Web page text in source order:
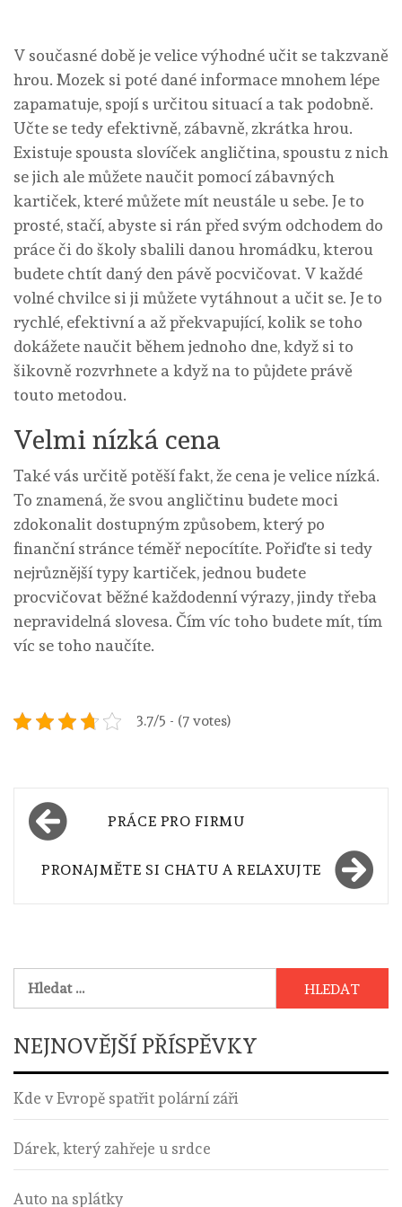
V současné době je velice výhodné učit se takzvaně
hrou. Mozek si poté dané informace mnohem lépe
zapamatuje, spojí s určitou situací a tak podobně.
Učte se tedy efektivně, zábavně, zkrátka hrou.
Existuje spousta slovíček angličtina, spoustu z nich
se jich ale můžete naučit pomocí zábavných
kartiček, které můžete mít neustále u sebe. Je to
prosté, stačí, abyste si rán před svým odchodem do
práce či do školy sbalili danou hromádku, kterou
budete chtít daný den pávě pocvičovat. V každé
volné chvilce si ji můžete vytáhnout a učit se. Je to
rychlé, efektivní a až překvapující, kolik se toho
dokážete naučit během jednoho dne, když si to
šikovně rozvrhnete a když na to půjdete právě
touto metodou.
Velmi nízká cena
Také vás určitě potěší fakt, že cena je velice nízká.
To znamená, že svou angličtinu budete moci
zdokonalit dostupným způsobem, který po
finanční stránce téměř nepocítíte. Pořiďte si tedy
nejrůznější typy kartiček, jednou budete
procvičovat běžné každodenní výrazy, jindy třeba
nepravidelná slovesa. Čím víc toho budete mít, tím
víc se toho naučíte.
3.7/5 - (7 votes)
Navigace
pro
příspěvek
PRÁCE PRO FIRMU
PRONAJMĚTE SI CHATU A RELAXUJTE
Vyhledávání
NEJNOVĚJŠÍ PŘÍSPĚVKY
Kde v Evropě spatřit polární záři
Dárek, který zahřeje u srdce
Auto na splátky